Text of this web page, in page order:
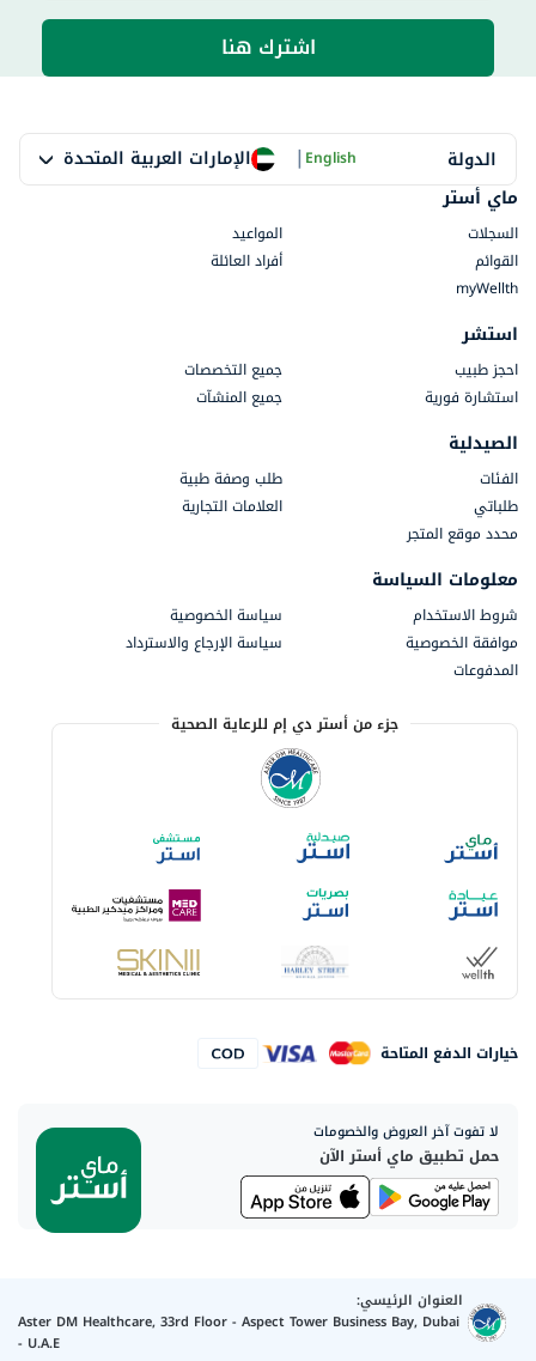
اشترك هنا
الدولة الإمارات العربية المتحدة |English
ماي أستر
السجلات
المواعيد
القوائم
أفراد العائلة
myWellth
استشر
احجز طبيب
جميع التخصصات
استشارة فورية
جميع المنشآت
الصيدلية
الفئات
طلب وصفة طبية
طلباتي
العلامات التجارية
محدد موقع المتجر
معلومات السياسة
شروط الاستخدام
سياسة الخصوصية
موافقة الخصوصية
سياسة الإرجاع والاسترداد
المدفوعات
جزء من أستر دي إم للرعاية الصحية
خيارات الدفع المتاحة
لا تفوت آخر العروض والخصومات
حمل تطبيق ماي أستر الآن
العنوان الرئيسي:
Aster DM Healthcare, 33rd Floor - Aspect Tower Business Bay, Dubai
- U.A.E